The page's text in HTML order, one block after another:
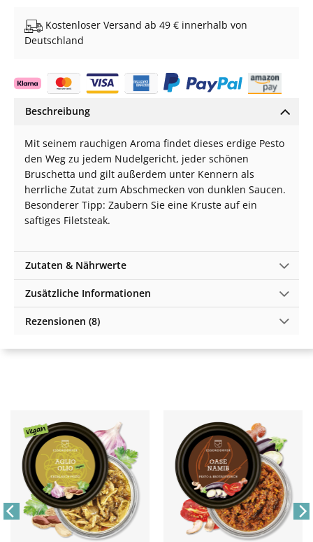
Kostenloser Versand ab 49 € innerhalb von
Deutschland
Beschreibung
Mit seinem rauchigen Aroma findet dieses erdige Pesto
den Weg zu jedem Nudelgericht, jeder schönen
Bruschetta und gilt außerdem unter Kennern als
herrliche Zutat zum Abschmecken von dunklen Saucen.
Besonderer Tipp: Zaubern Sie eine Kruste auf ein
saftiges Filetsteak.
Zutaten & Nährwerte
Zusätzliche Informationen
Rezensionen (8)